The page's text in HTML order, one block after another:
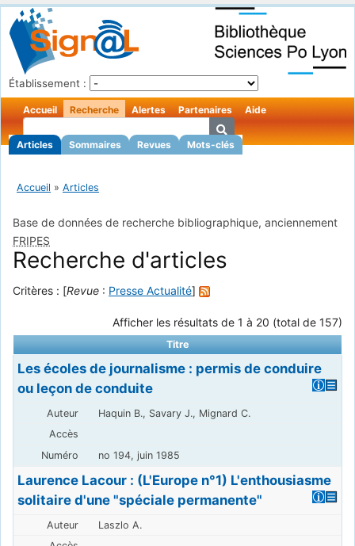
Établissement :
Accueil Recherche
Articles Sommaires Revues Mots-clés
Alertes Partenaires Aide
Accueil » Articles
Base de données de recherche bibliographique, anciennement
FRIPES
Recherche d'articles
Critères : [Revue : Presse Actualité]
Afficher les résultats de 1 à 20 (total de 157)
Titre
Les écoles de journalisme : permis de conduire
ou leçon de conduite
Haquin B., Savary J., Mignard C.
no 194, juin 1985
Laurence Lacour : (L'Europe n°1) L'enthousiasme
solitaire d'une "spéciale permanente"
Laszlo A.